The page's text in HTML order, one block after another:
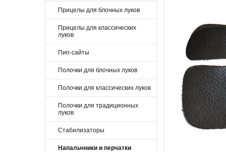
Прицелы для блочных луков
Прицелы для классических
луков
Пип-сайты
Полочки для блочных луков
Полочки для классических луков
Полочки для традиционных
луков
Стабилизаторы
Напальчники и перчатки